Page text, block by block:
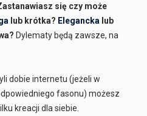
się czy może
lub krótka? Elegancka lub
Dylematy będą zawsze, na
dobie internetu (jeżeli w
fasonu) możesz
kreacji dla siebie.